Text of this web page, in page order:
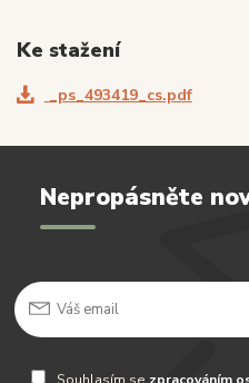
Ke stažení
_ps_493419_cs.pdf
Nepropásněte
Souhlasím se zpracováním